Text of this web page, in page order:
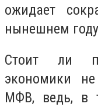
ожидает
нынешнем
Стоит ли
экономики не
МФВ, ведь, в